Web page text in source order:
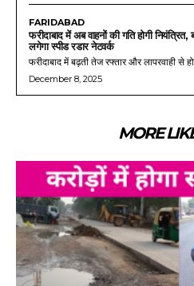
FARIDABAD
फरीदाबाद में अब वाहनों की गति होगी
लगेगा स्पीड रडार नेटवर्क
फरीदाबाद में बढ़ती तेज रफ्तार और लापरवाही से
December 8, 2025
MORE